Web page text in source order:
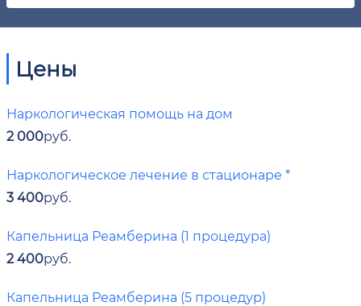
Цены
Наркологическая помощь на дом
2 000руб.
Наркологическое лечение в стационаре *
3 400руб.
Капельница Реамберина (1 процедура)
2 400руб.
Капельница Реамберина (5 процедур)